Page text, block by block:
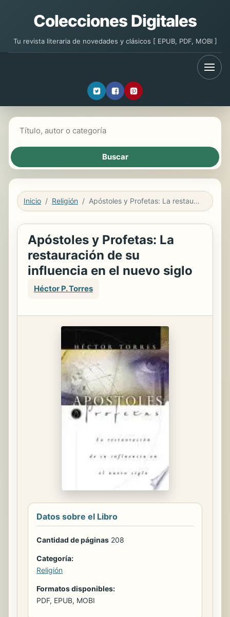
Colecciones Digitales
Tu revista literaria de novedades y clásicos [ EPUB, PDF, MOBI ]
Inicio Religión Apóstoles y Profetas: La restauración de su influencia en el nuevo siglo
Apóstoles y Profetas: La
restauración de su
influencia en el nuevo siglo
Héctor P. Torres
Datos sobre el Libro
Cantidad de páginas 208
Categoría:
Religión
Formatos disponibles:
PDF, EPUB, MOBI